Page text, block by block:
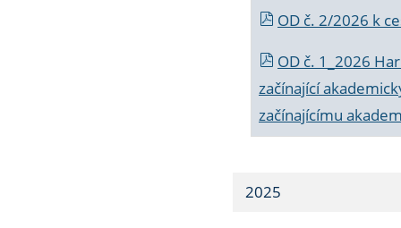
OD č. 2/2026 k
OD č. 1_2026
začínající
začínajícímu
2025